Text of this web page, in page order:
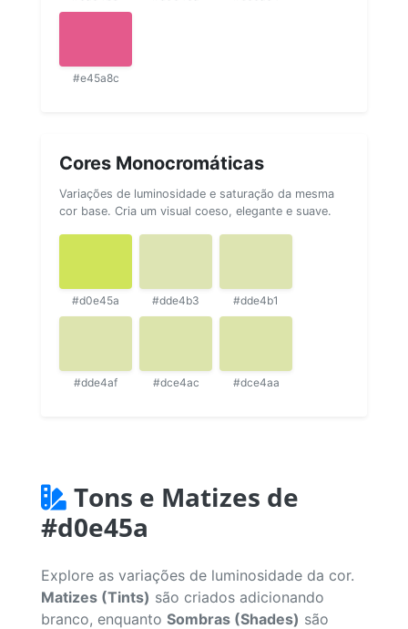
#e45a8c
Cores Monocromáticas
Variações de luminosidade e saturação da mesma
cor base. Cria um visual coeso, elegante e suave.
#d0e45a #dde4b3 #dde4b1
#dde4af #dce4ac #dce4aa
Tons e Matizes de
#d0e45a
Explore as variações de luminosidade da cor.
Matizes (Tints) são criados adicionando
branco, enquanto Sombras (Shades) são